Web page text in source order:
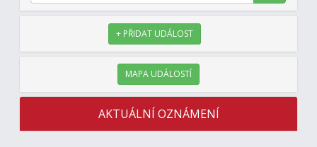
+ PŘIDAT UDÁLOST
MAPA UDÁLOSTÍ
AKTUÁLNÍ OZNÁMENÍ